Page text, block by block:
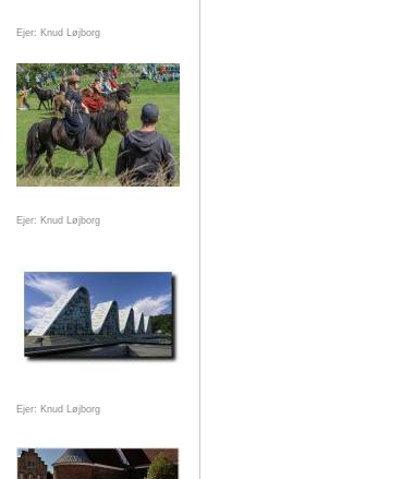
Ejer: Knud Løjborg
Ejer: Knud Løjborg
Ejer: Knud Løjborg